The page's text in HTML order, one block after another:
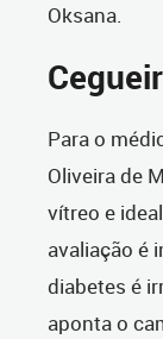
Oksana.
Para o
Oliveira de
vítreo e
avaliação é
diabetes é
aponta o